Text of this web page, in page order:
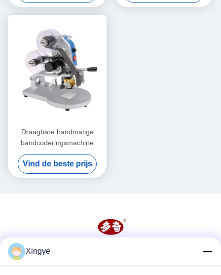
warmte-krimpfilm
Draagbare handmatige
bandcoderingsmachine
Vind de beste prijs
Xingye